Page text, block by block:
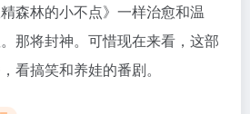
森林的小不点》一样治愈和温
那将封神。可惜现在来看，这部
看搞笑和养娃的番剧。